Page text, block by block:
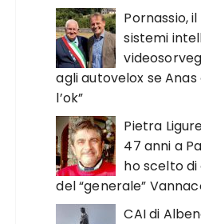
Pornassio,
sistemi
agli autovelox se
l’ok”
Pietra
47 anni a
ho scelto
del “generale”
CAI di